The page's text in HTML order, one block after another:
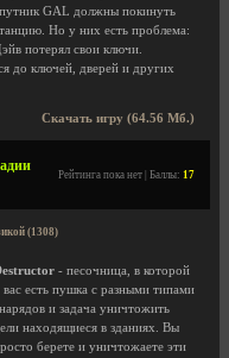
GAL должны покинуть
Но у них есть проблема:
потерял свои ключи.
до ключей, дверей и других
Скачать игру (64.56 Мб.)
Рейтинга пока нет | Баллы: 17
(1308)
- песочница, в которой
вас есть пушка с разными типами
и задача уничтожить
находящиеся в зданиях. Вы
берете и уничтожаете эти